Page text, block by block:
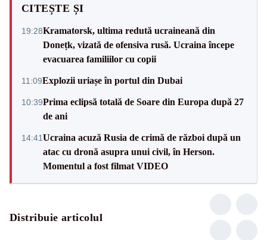
CITEȘTE ȘI
19:28Kramatorsk, ultima redută ucraineană din
Donețk, vizată de ofensiva rusă. Ucraina începe
evacuarea familiilor cu copii
11:09Explozii uriașe în portul din Dubai
10:39Prima eclipsă totală de Soare din Europa după 27
de ani
14:41Ucraina acuză Rusia de crimă de război după un
atac cu dronă asupra unui civil, în Herson.
Momentul a fost filmat VIDEO
Distribuie articolul